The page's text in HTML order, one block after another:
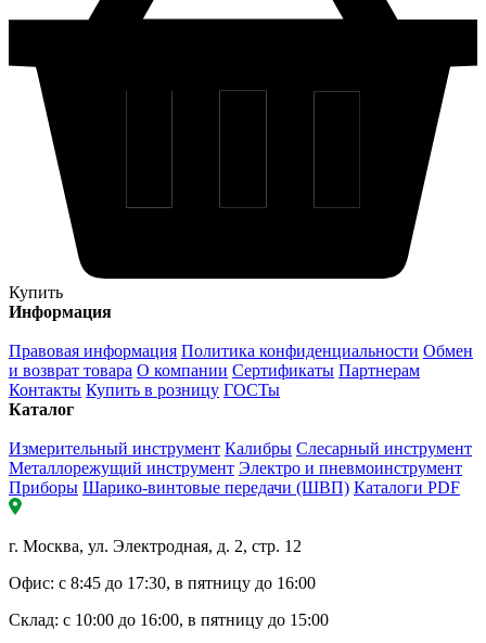
Купить
Информация
Правовая информация Политика конфиденциальности Обмен
и возврат товара О компании Сертификаты Партнерам
Контакты Купить в розницу ГОСТы
Каталог
Измерительный инструмент Калибры Слесарный инструмент
Металлорежущий инструмент Электро и пневмоинструмент
Приборы Шарико-винтовые передачи (ШВП) Каталоги PDF
г. Москва, ул. Электродная, д. 2, стр. 12
Офис: с 8:45 до 17:30, в пятницу до 16:00
Склад: с 10:00 до 16:00, в пятницу до 15:00